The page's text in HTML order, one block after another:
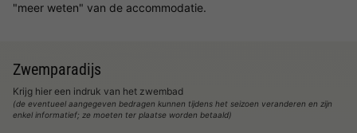
"meer weten" van de accommodatie.
Zwemparadijs
Krijg hier een indruk van het zwembad
(de eventueel aangegeven bedragen kunnen tijdens het seizoen veranderen en zijn
enkel informatief; ze moeten ter plaatse worden betaald)